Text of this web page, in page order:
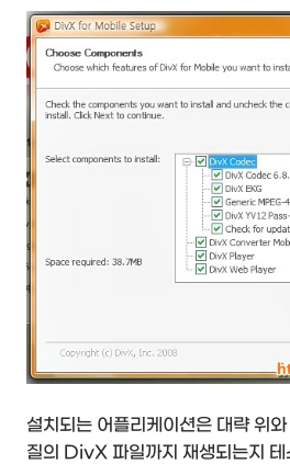
설치되는 어플리케이션은 대략 위
질의 DivX 파일까지 재생되는지 테